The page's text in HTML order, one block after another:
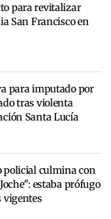
para revitalizar
San Francisco en
para imputado por
tras violenta
Santa Lucía
policial culmina con
estaba prófugo
vigentes